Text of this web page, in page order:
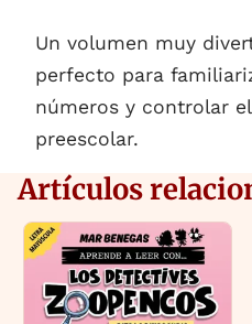
Un volumen muy
perfecto para
números y controlar
preescolar.
Artículos